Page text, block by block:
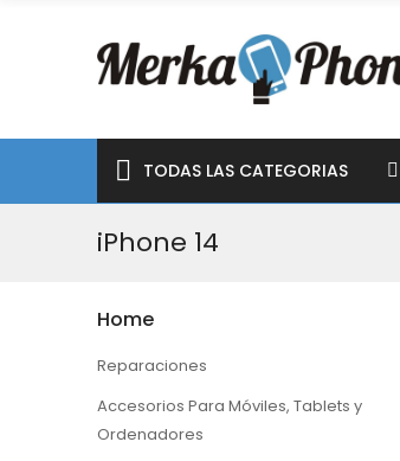
TODAS LAS CATEGORIAS
iPhone 14
Home
Reparaciones
Accesorios Para Móviles, Tablets y
Ordenadores